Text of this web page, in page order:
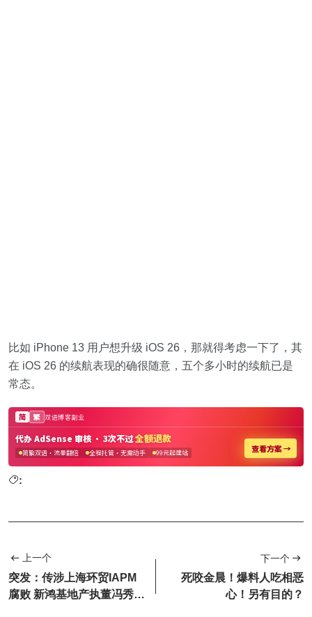
比如 iPhone 13 用户想升级 iOS 26，那就得考虑一下了，其
在 iOS 26 的续航表现的确很随意，五个多小时的续航已是
常态。
:
上一个
突发：传涉上海环贸IAPM
腐败 新鸿基地产执董冯秀炎
下一个
死咬金晨！爆料人吃相恶
心！另有目的？